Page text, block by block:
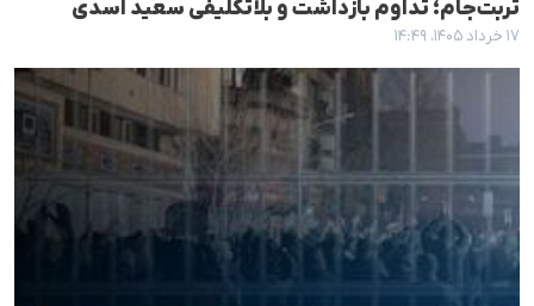
تربت‌جام؛ تداوم بازداشت و بلاتکلیفی سعید اسدی
۱۷ خرداد ۱۴۰۵، ۱۴:۴۹